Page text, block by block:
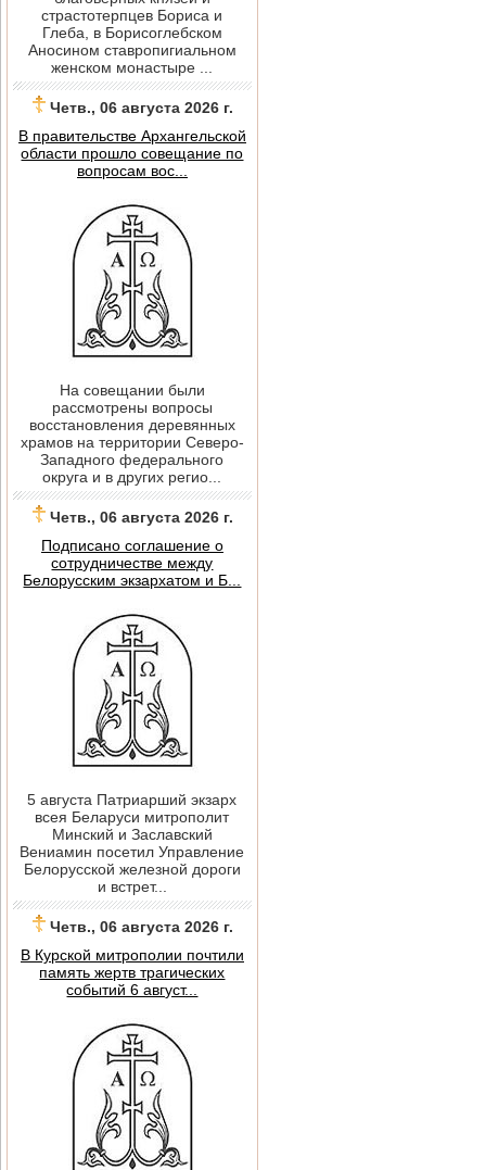
страстотерпцев Бориса и
Глеба, в Борисоглебском
Аносином ставропигиальном
женском монастыре ...
Четв., 06 августа 2026 г.
В правительстве Архангельской
области прошло совещание по
вопросам вос...
На совещании были
рассмотрены вопросы
восстановления деревянных
храмов на территории Северо-
Западного федерального
округа и в других регио...
Четв., 06 августа 2026 г.
Подписано соглашение о
сотрудничестве между
Белорусским экзархатом и Б...
5 августа Патриарший экзарх
всея Беларуси митрополит
Минский и Заславский
Вениамин посетил Управление
Белорусской железной дороги
и встрет...
Четв., 06 августа 2026 г.
В Курской митрополии почтили
память жертв трагических
событий 6 август...